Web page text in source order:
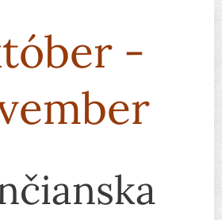
-